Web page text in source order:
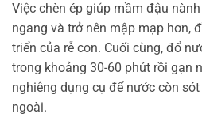
Việc chèn ép giúp mầm đậu
ngang và trở nên mập mạp hơn,
triển của rễ con. Cuối cùng, đổ
trong khoảng 30-60 phút rồi gạn
nghiêng dụng cụ để nước còn
ngoài.